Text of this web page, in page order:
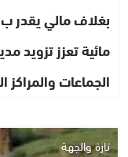
مائية تعزز تزويد
الجماعات والمراكز
تازة والجهة